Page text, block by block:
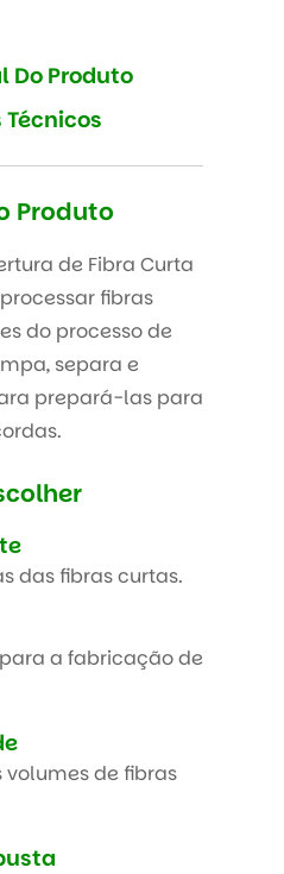
Do Produto
Técnicos
Produto
de Fibra Curta
fibras
do processo de
separa e
prepará-las para
das fibras curtas.
a fabricação de
volumes de fibras